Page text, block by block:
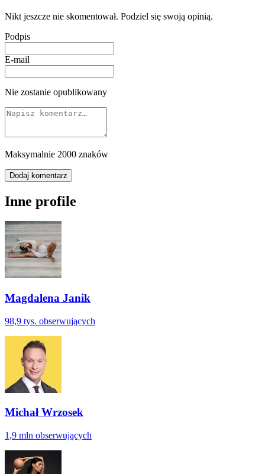
Nikt jeszcze nie skomentował. Podziel się swoją opinią.
Podpis
E-mail
Nie zostanie opublikowany
Maksymalnie 2000 znaków
Dodaj komentarz
Inne profile
Magdalena Janik
98,9 tys. obserwujących
Michał Wrzosek
1,9 mln obserwujących